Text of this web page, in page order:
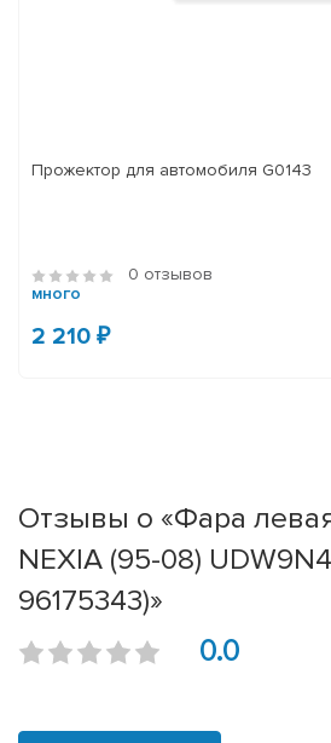
Прожектор для автомобиля G0143
0 отзывов
много
2 210 ₽
Отзывы о «Фара
NEXIA (95-08)
96175343)»
0.0